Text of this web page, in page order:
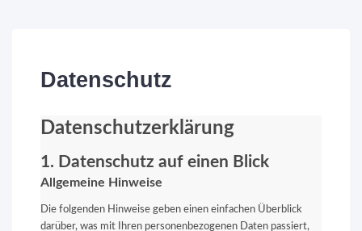
Datenschutz
Datenschutzerklärung
1. Datenschutz auf einen Blick
Allgemeine Hinweise
Die folgenden Hinweise geben einen einfachen Überblick
darüber, was mit Ihren personenbezogenen Daten passiert,